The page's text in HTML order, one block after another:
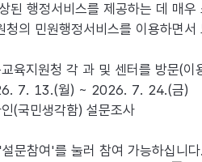
된 행정서비스를 제공하는 데 매
청의 민원행정서비스를 이용하면
육지원청 각 과 및 센터를 방문(
7. 13.(월) ~ 2026. 7. 24.(금)
(국민생각함) 설문조사
문참여'를 눌러 참여 가능하십니다.